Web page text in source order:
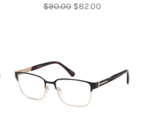
$90.00 $82.00